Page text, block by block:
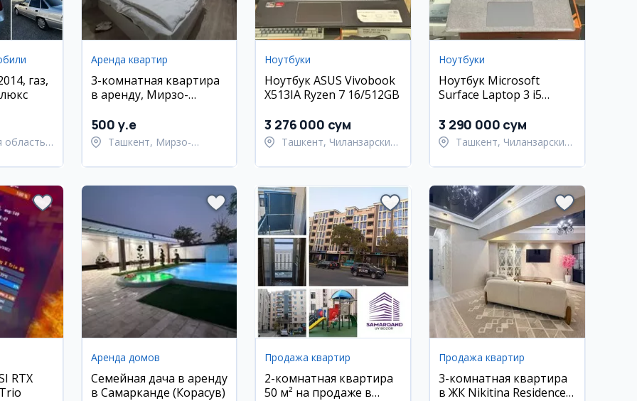
газ,
область,
Аренда квартир
3-комнатная квартира
в аренду, Мирзо-
м²
500 y.e
Ташкент, Мирзо-
Ноутбуки
Ноутбук ASUS Vivobook
X513IA Ryzen 7 16/512GB
3 276 000 сум
Ташкент, Чиланзарский
Ноутбуки
Ноутбук Microsoft
Surface Laptop 3 i5
3 290 000 сум
Ташкент, Чиланзарский
RTX
Аренда домов
Семейная дача в аренду
в Самарканде (Корасув)
Продажа квартир
2-комнатная квартира
50 м² на продаже в
Продажа квартир
3-комнатная квартира
в ЖК Nikitina Residence,